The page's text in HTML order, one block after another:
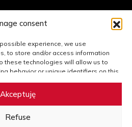
consent
experience, we use
to store and/or access information
these technologies will allow us to
behavior or unique identifiers on this
Akceptuję
Refuse
YouTube